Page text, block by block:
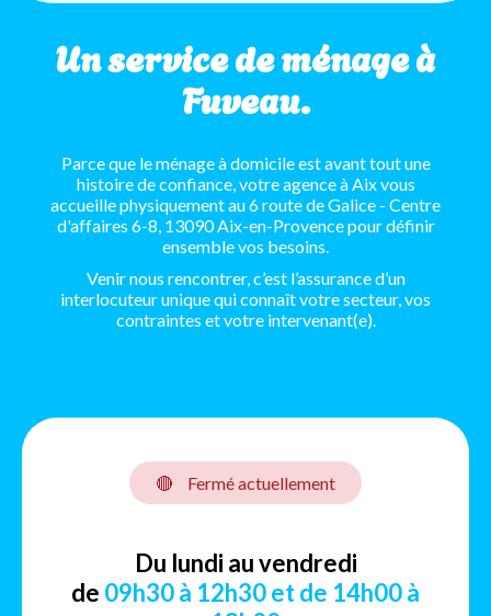
Un service de ménage à
Fuveau.
Parce que le ménage à domicile est avant tout une
histoire de confiance, votre agence à Aix vous
accueille physiquement au 6 route de Galice - Centre
d'affaires 6-8, 13090 Aix-en-Provence pour définir
ensemble vos besoins.
Venir nous rencontrer, c’est l’assurance d’un
interlocuteur unique qui connaît votre secteur, vos
contraintes et votre intervenant(e).
🔴 Fermé actuellement
Du lundi au vendredi
de 09h30 à 12h30 et de 14h00 à